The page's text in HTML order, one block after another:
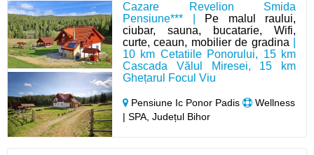
Cazare Revelion Smida
Pensiune*** |
Pe malul raului,
ciubar, sauna, bucatarie, Wifi,
curte, ceaun, mobilier de gradina
10 km Cetatiile Ponorului, 15 km
Cascada Vălul Miresei, 15 km
Ghețarul Focul Viu
Pensiune Ic Ponor Padis
Wellness
| SPA, Județul Bihor